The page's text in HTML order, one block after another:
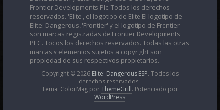
Frontier Developments Plc. Todos los derechos
reservados. 'Elite', el logotipo de Elite El logotipo de
Elite: Dangerous, 'Frontier' y el logotipo de Frontier
son marcas registradas de Frontier Developments
PLC. Todos los derechos reservados. Todas las otras
marcas y elementos sujetos a copyright son
propiedad de sus respectivos propietarios.
Copyright © 2026 Elite: Dangerous ESP. Todos los
derechos reservados..
Tema: ColorMag porThemeGrill. Potenciado por
WordPress